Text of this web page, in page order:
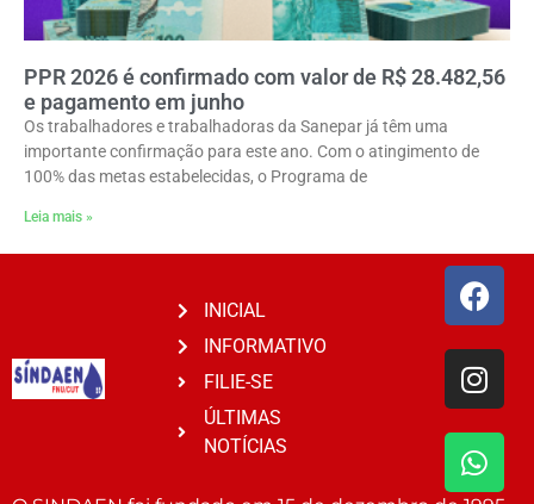
PPR 2026 é confirmado com valor de R$ 28.482,56
e pagamento em junho
Os trabalhadores e trabalhadoras da Sanepar já têm uma
importante confirmação para este ano. Com o atingimento de
100% das metas estabelecidas, o Programa de
Leia mais »
INICIAL
INFORMATIVO
FILIE-SE
ÚLTIMAS
NOTÍCIAS